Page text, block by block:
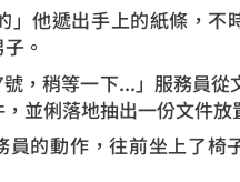
」他遞出手上的紙條，不
。
號，稍等一下...」服務員從
並俐落地抽出一份文件放
員的動作，往前坐上了椅